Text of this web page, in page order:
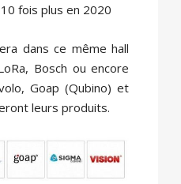
fois plus en 2020
dans ce même hall
Bosch ou encore
Goap (Qubino) et
leurs produits.